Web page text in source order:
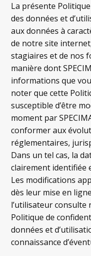
La présente
des données et
aux données à
de notre site
stagiaires et de nos
manière dont
informations que
noter que cette
susceptible d’être
moment par
conformer aux
réglementaires,
Dans un tel cas, la
clairement identifiée
Les modifications
dès leur mise en
l’utilisateur
Politique de
données et
connaissance